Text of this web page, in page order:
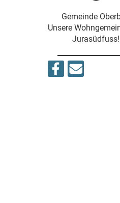
Gemeinde
Unsere
Jurasüdfuss!